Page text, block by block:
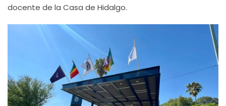
docente de la Casa de Hidalgo.